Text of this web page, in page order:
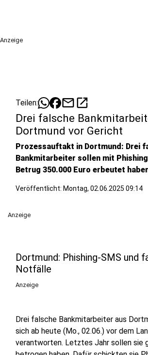
Anzeige
Teilen: mailopen_in_new
Drei falsche
Dortmund vor Gericht
Prozessauftakt in Dortmund: Drei
Bankmitarbeiter sollen mit
Betrug 350.000 Euro erbeutet
Veröffentlicht: Montag, 02.06.2025 09:14
Anzeige
Dortmund: Phishing-SMS und
Notfälle
Anzeige
Drei falsche Bankmitarbeiter aus
sich ab heute (Mo., 02.06.) vor dem
verantworten. Letztes Jahr sollen sie